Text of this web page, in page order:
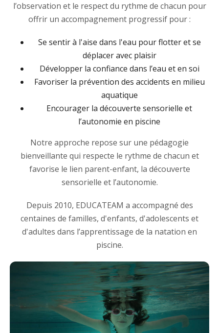
l’observation et le respect du rythme de chacun pour
offrir un accompagnement progressif pour :
Se sentir à l'aise dans l'eau pour flotter et se
déplacer avec plaisir
Développer la confiance dans l’eau et en soi
Favoriser la prévention des accidents en milieu
aquatique
Encourager la découverte sensorielle et
l’autonomie en piscine
Notre approche repose sur une pédagogie
bienveillante qui respecte le rythme de chacun et
favorise le lien parent-enfant, la découverte
sensorielle et l’autonomie.
Depuis 2010, EDUCATEAM a accompagné des
centaines de familles, d'enfants, d'adolescents et
d'adultes dans l’apprentissage de la natation en
piscine.